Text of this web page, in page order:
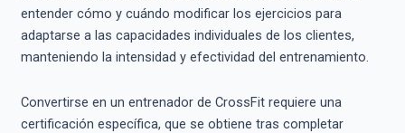
entender cómo y cuándo modificar los ejercicios para
adaptarse a las capacidades individuales de los clientes,
manteniendo la intensidad y efectividad del entrenamiento.
Convertirse en un entrenador de CrossFit requiere una
certificación específica, que se obtiene tras completar